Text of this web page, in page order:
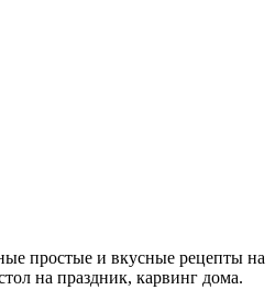
простые и вкусные рецепты на
на праздник, карвинг дома.